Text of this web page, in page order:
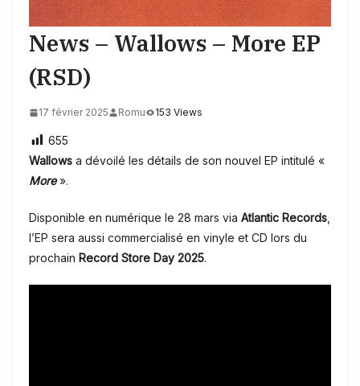
News – Wallows – More EP
(RSD)
17 février 2025 Romu 153 Views
655
Wallows a dévoilé les détails de son nouvel EP intitulé «
More».
Disponible en numérique le 28 mars via Atlantic Records
l’EP sera aussi commercialisé en vinyle et CD lors du
prochain Record Store Day 2025.